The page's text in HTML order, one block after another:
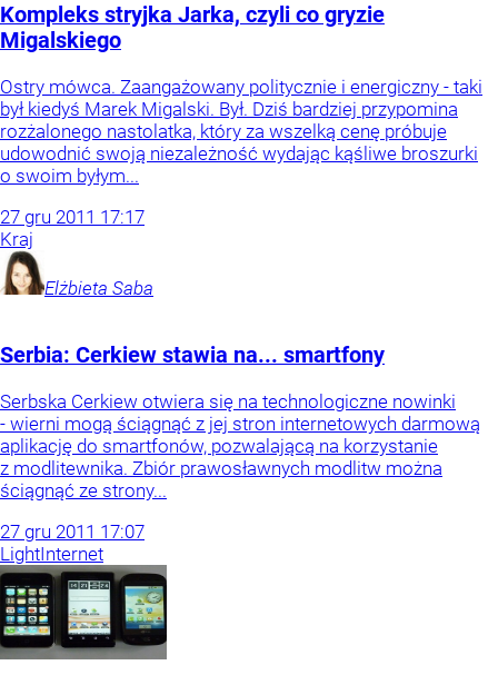
Kompleks stryjka Jarka, czyli co gryzie
Migalskiego
Ostry mówca. Zaangażowany politycznie i energiczny - taki
był kiedyś Marek Migalski. Był. Dziś bardziej przypomina
rozżalonego nastolatka, który za wszelką cenę próbuje
udowodnić swoją niezależność wydając kąśliwe broszurki
o swoim byłym...
27 gru 2011 17:17
Kraj
Elżbieta Saba
Serbia: Cerkiew stawia na... smartfony
Serbska Cerkiew otwiera się na technologiczne nowinki
- wierni mogą ściągnąć z jej stron internetowych darmową
aplikację do smartfonów, pozwalającą na korzystanie
z modlitewnika. Zbiór prawosławnych modlitw można
ściągnąć ze strony...
27 gru 2011 17:07
LightInternet